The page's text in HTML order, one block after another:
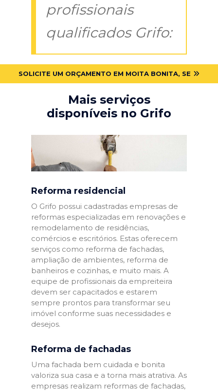
profissionais
qualificados Grifo:
SOLICITE UM ORÇAMENTO EM MOITA BONITA, SE
Mais serviços
disponíveis no Grifo
Reforma residencial
O Grifo possui cadastradas empresas de
reformas especializadas em renovações e
remodelamento de residências,
comércios e escritórios. Estas oferecem
serviços como reforma de fachadas,
ampliação de ambientes, reforma de
banheiros e cozinhas, e muito mais. A
equipe de profissionais da empreiteira
devem ser capacitados e estarem
sempre prontos para transformar seu
imóvel conforme suas necessidades e
desejos.
Reforma de fachadas
Uma fachada bem cuidada e bonita
valoriza sua casa e a torna mais atrativa. As
empresas realizam reformas de fachadas,